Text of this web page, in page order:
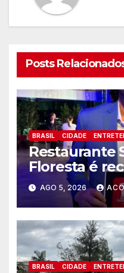
Posts
BRASIL CIDADE
Restaurante
Floresta é
um dos
de Foz do
AGO 5, 2026
BRASIL CIDADE